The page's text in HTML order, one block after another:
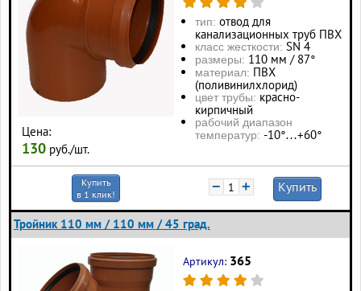
Цена:
130 руб./шт.
тип: отвод для
канализационных труб ПВХ
класс жесткости: SN 4
размеры: 110 мм / 87°
материал: ПВХ
(поливинилхлорид)
цвет трубы: красно-
кирпичный
рабочий диапазон
температур: -10°…+60°
Купить
в 1 клик!
− + Купить
Тройник 110 мм / 110 мм / 45 град.
Артикул: 365